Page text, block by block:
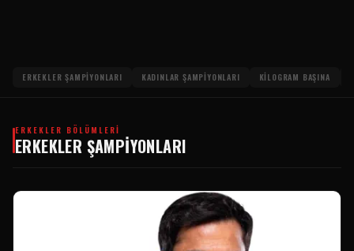
ERKEKLER ŞAMPIYONLARI KADINLAR ŞAMPIYONLARI KILOGRAM BAŞINA
ERKEKLER BÖLÜMLERI
ERKEKLER ŞAMPIYONLARI